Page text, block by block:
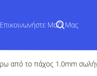
Επικοινωνήστε Μαζί Μας
από το πάχος 1.0mm